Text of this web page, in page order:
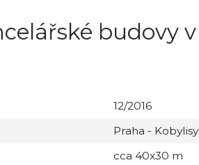
budovy v
12/2016
Praha - Kobylisy
cca 40x30 m